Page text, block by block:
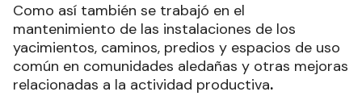
Como así también se trabajó en el
mantenimiento de las instalaciones de los
yacimientos, caminos, predios y espacios de uso
común en comunidades aledañas y otras mejoras
relacionadas a la actividad productiva.